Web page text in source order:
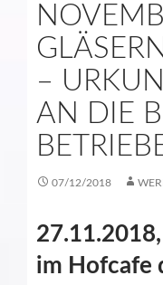
–
AN DIE
07/12/2018
im Hofcafe